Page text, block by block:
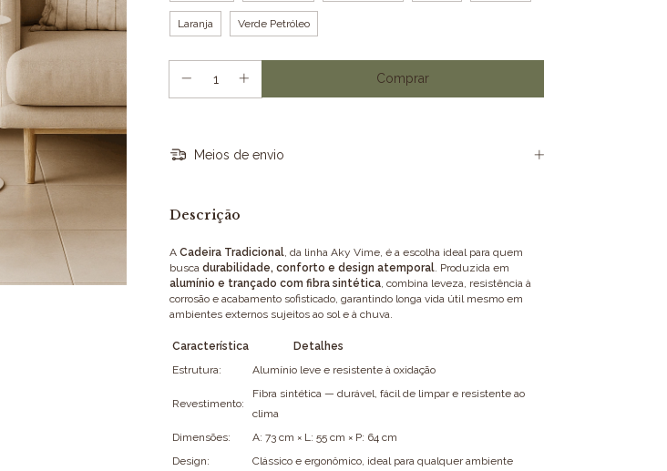
Laranja Verde Petróleo
Meios de envio
Descrição
A Cadeira Tradicional, da linha Aky Vime, é a escolha ideal para quem
busca durabilidade, conforto e design atemporal. Produzida em
alumínio e trançado com fibra sintética, combina leveza, resistência à
corrosão e acabamento sofisticado, garantindo longa vida útil mesmo em
ambientes externos sujeitos ao sol e à chuva.
Característica
Detalhes
Estrutura:
Alumínio leve e resistente à oxidação
Revestimento:
Fibra sintética — durável, fácil de limpar e resistente ao
clima
Dimensões:
A: 73 cm × L: 55 cm × P: 64 cm
Design:
Clássico e ergonômico, ideal para qualquer ambiente